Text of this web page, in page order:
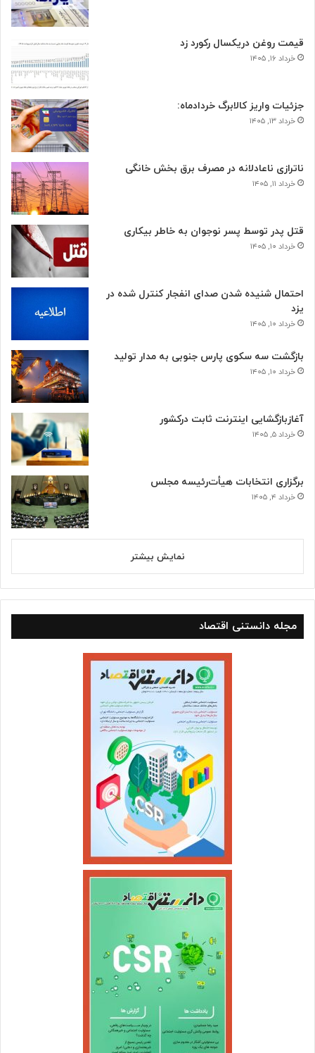
قیمت روغن دریکسال رکورد زد
خرداد ۱۶, ۱۴۰۵
جزئیات واریز کالابرگ خردادماه:
خرداد ۱۳, ۱۴۰۵
ناترازی ناعادلانه در مصرف برق بخش خانگی
خرداد ۱۱, ۱۴۰۵
قتل پدر توسط پسر نوجوان به خاطر بیکاری
خرداد ۱۰, ۱۴۰۵
احتمال شنیده شدن صدای انفجار کنترل شده در
یزد
خرداد ۱۰, ۱۴۰۵
بازگشت سه سکوی پارس جنوبی به مدار تولید
خرداد ۱۰, ۱۴۰۵
آغازبازگشایی اینترنت ثابت درکشور
خرداد ۵, ۱۴۰۵
برگزاری انتخابات هیأت‌رئیسه مجلس
خرداد ۴, ۱۴۰۵
نمایش بیشتر
مجله دانستنی اقتصاد